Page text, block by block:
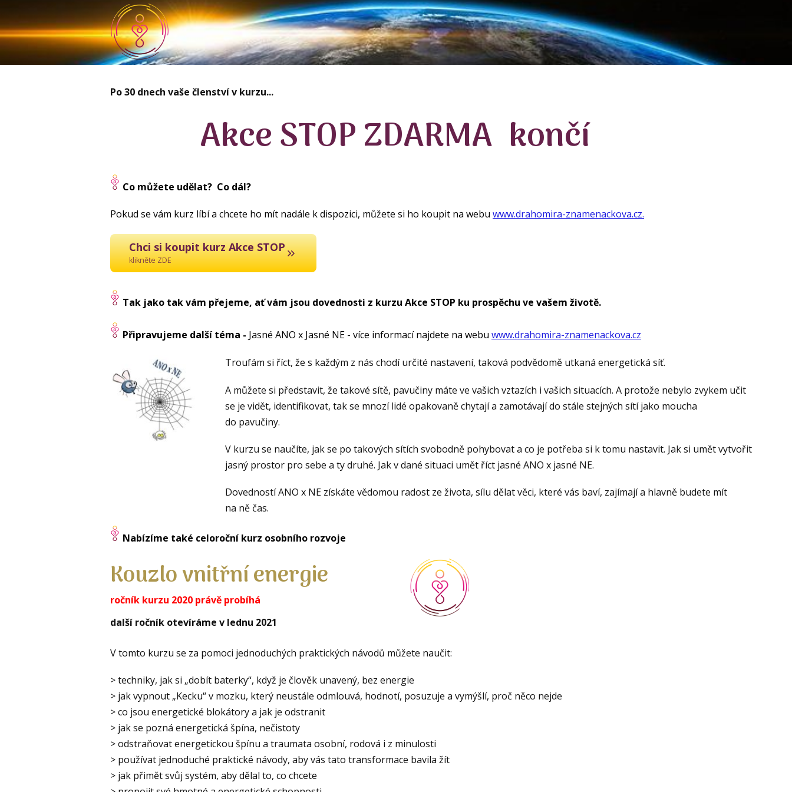
Po 30 dnech vaše členství v kurzu...
Akce STOP ZDARMA končí
Co můžete udělat? Co dál?
Pokud se vám kurz líbí a chcete ho mít nadále k dispozici, můžete si ho koupit na webu www.drahomira-znamenackova.cz.
Chci si koupit kurz Akce STOP
klikněte ZDE
Tak jako tak vám přejeme, ať vám jsou dovednosti z kurzu Akce STOP ku prospěchu ve vašem životě.
Připravujeme další téma - Jasné ANO x Jasné NE - více informací najdete na webu www.drahomira-znamenackova.cz
Troufám si říct, že s každým z nás chodí určité nastavení, taková podvědomě utkaná energetická síť.
A můžete si představit, že takové sítě, pavučiny máte ve vašich vztazích i vašich situacích. A protože nebylo zvykem učit
se je vidět, identifikovat, tak se mnozí lidé opakovaně chytají a zamotávají do stále stejných sítí jako moucha
do pavučiny.
V kurzu se naučíte, jak se po takových sítích svobodně pohybovat a co je potřeba si k tomu nastavit. Jak si umět vytvořit
jasný prostor pro sebe a ty druhé. Jak v dané situaci umět říct jasné ANO x jasné NE.
Dovedností ANO x NE získáte vědomou radost ze života, sílu dělat věci, které vás baví, zajímají a hlavně budete mít
na ně čas.
Nabízíme také celoroční kurz osobního rozvoje
Kouzlo vnitřní energie
ročník kurzu 2020 právě probíhá
další ročník otevíráme v lednu 2021
V tomto kurzu se za pomoci jednoduchých praktických návodů můžete naučit:
> techniky, jak si „dobít baterky“, když je člověk unavený, bez energie
> jak vypnout „Kecku“ v mozku, který neustále odmlouvá, hodnotí, posuzuje a vymýšlí, proč něco nejde
> co jsou energetické blokátory a jak je odstranit
> jak se pozná energetická špína, nečistoty
> odstraňovat energetickou špínu a traumata osobní, rodová i z minulosti
> používat jednoduché praktické návody, aby vás tato transformace bavila žít
> jak přimět svůj systém, aby dělal to, co chcete